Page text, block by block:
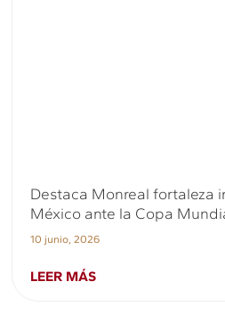
Destaca Monreal fortaleza
México ante la Copa
10 junio, 2026
LEER MÁS